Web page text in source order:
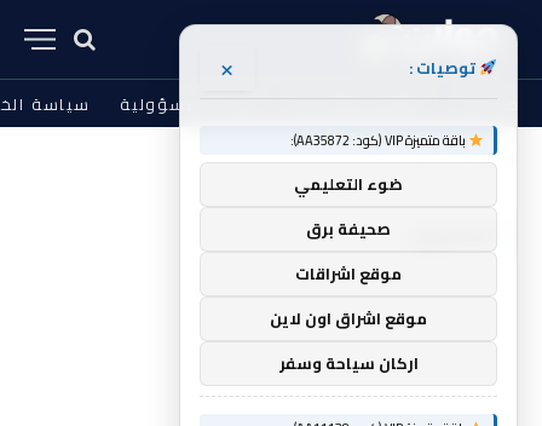
من نحن الشروط والأحكام إخلاء المسؤولية سياسة
الرئيسية » البصريين
توصيات : ×
باقة متميزة VIP (كود: AA35872):
ضوء التعليمي
صحيفة برق
موقع اشراقات
موقع اشراق اون لاين
اركان سياحة وسفر